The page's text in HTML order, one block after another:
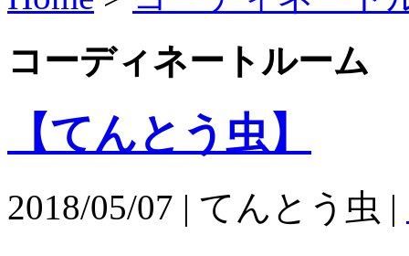
コーディネートルーム
【てんとう虫】
2018/05/07 | てんとう虫 |